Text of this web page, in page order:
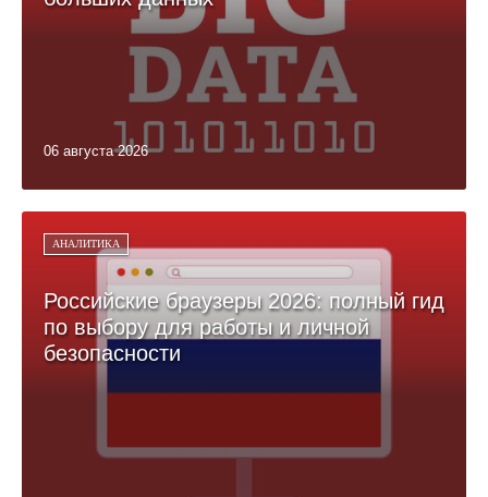
06 августа 2026
АНАЛИТИКА
Российские браузеры 2026: полный гид
по выбору для работы и личной
безопасности